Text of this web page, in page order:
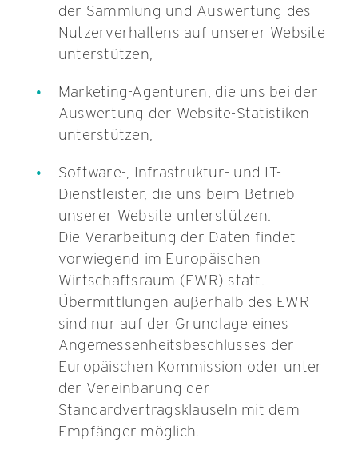
der Sammlung und Auswertung des
Nutzerverhaltens auf unserer Website
unterstützen,
Marketing-Agenturen, die uns bei der
Auswertung der Website-Statistiken
unterstützen,
Software-, Infrastruktur- und IT-
Dienstleister, die uns beim Betrieb
unserer Website unterstützen.
Die Verarbeitung der Daten findet
vorwiegend im Europäischen
Wirtschaftsraum (EWR) statt.
Übermittlungen außerhalb des EWR
sind nur auf der Grundlage eines
Angemessenheitsbeschlusses der
Europäischen Kommission oder unter
der Vereinbarung der
Standardvertragsklauseln mit dem
Empfänger möglich.